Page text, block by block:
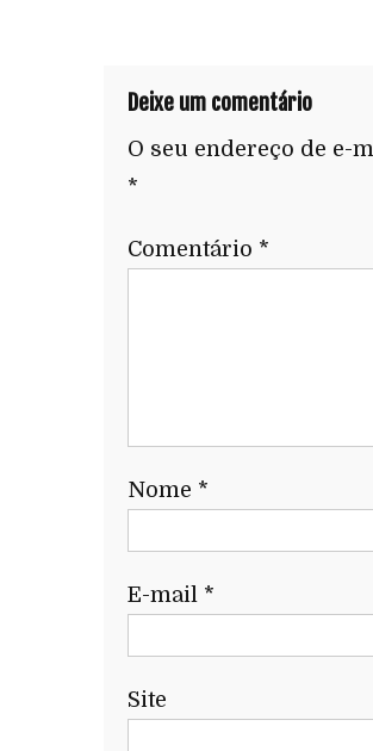
Deixe um comentário
O seu endereço de e-
*
Comentário *
Nome *
E-mail *
Site